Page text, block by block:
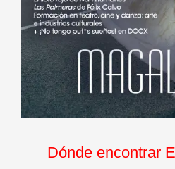
Dónde encontrar